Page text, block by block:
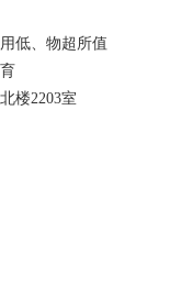
低、物超所值
楼2203室